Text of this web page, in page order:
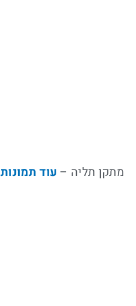
מתקן תליה – עוד תמונות